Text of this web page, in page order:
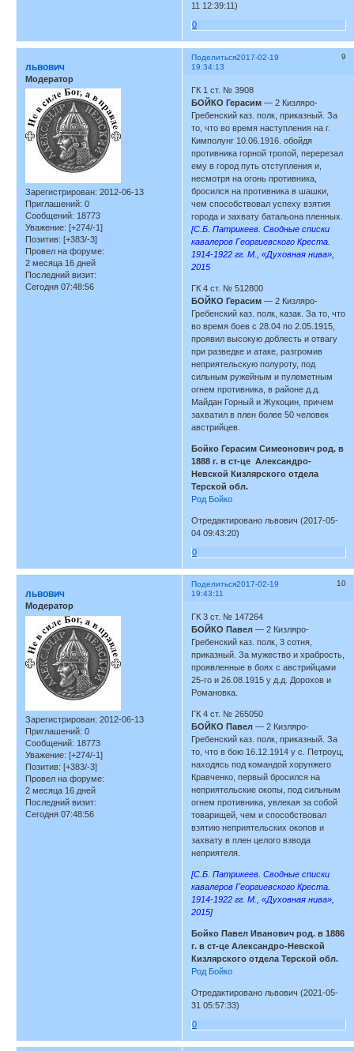
11 12:39:11)
0
Поделиться 9
2017-02-19
19:34:13
львович
Модератор
Зарегистрирован: 2012-06-13
Приглашений: 0
Сообщений: 18773
Уважение: [+274/-1]
Позитив: [+383/-3]
Провел на форуме:
2 месяца 16 дней
Последний визит:
Сегодня 07:48:56
ГК 1 ст. № 3908
БОЙКО Герасим — 2 Кизляро-
Гребенский каз. полк, приказный. За
то, что во время наступления на г.
Кимполунг 10.06.1916. обойдя
противника горной тропой, перерезал
ему в город путь отступления и,
несмотря на огонь противника,
бросился на противника в шашки,
чем способствовал успеху взятия
города и захвату батальона пленных.
[С.Б. Патрикеев. Сводные списки
кавалеров Георгиевского Креста.
1914-1922 гг. М., «Духовная нива»,
2015
ГК 4 ст. № 512800
БОЙКО Герасим— 2 Кизляро-
Гребенский каз. полк, казак. За то, что
во время боев с 28.04 по 2.05.1915,
проявил высокую доблесть и отвагу
при разведке и атаке, разгромив
неприятельскую полуроту, под
сильным ружейным и пулеметным
огнем противника, в районе д.д.
Майдан Горный и Жукоцин, причем
захватил в плен более 50 человек
австрийцев.
Бойко Герасим Симеонович род. в
1888 г. в ст-це Александро-
Невской Кизлярского отдела
Терской обл.
Род Бойко
Отредактировано львович (2017-05-
04 09:43:20)
0
Поделиться 10
2017-02-19
19:43:11
львович
Модератор
Зарегистрирован: 2012-06-13
Приглашений: 0
Сообщений: 18773
Уважение: [+274/-1]
Позитив: [+383/-3]
Провел на форуме:
2 месяца 16 дней
Последний визит:
Сегодня 07:48:56
ГК 3 ст. № 147264
БОЙКО Павел — 2 Кизляро-
Гребенский каз. полк, 3 сотня,
приказный. За мужество и храбрость,
проявленные в боях с австрийцами
25-го и 26.08.1915 у д.д. Дорохов и
Романовка.
ГК 4 ст. № 265050
БОЙКО Павел — 2 Кизляро-
Гребенский каз. полк, приказный. За
то, что в бою 16.12.1914 у с. Петроуц,
находясь под командой хорунжего
Кравченко, первый бросился на
неприятельские окопы, под сильным
огнем противника, увлекая за собой
товарищей, чем и способствовал
взятию неприятельских окопов и
захвату в плен целого взвода
неприятеля.
[С.Б. Патрикеев. Сводные списки
кавалеров Георгиевского Креста.
1914-1922 гг. М., «Духовная нива»,
2015]
Бойко Павел Иванович род. в 1886
г. в ст-це Александро-Невской
Кизлярского отдела Терской обл.
Род Бойко
Отредактировано львович (2021-05-
31 05:57:33)
0